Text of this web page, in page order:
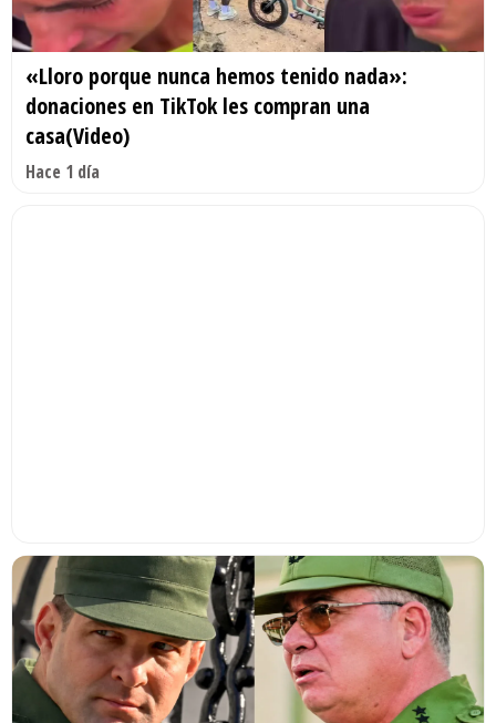
«Lloro porque nunca hemos tenido nada»:
donaciones en TikTok les compran una
casa(Video)
Hace 1 día